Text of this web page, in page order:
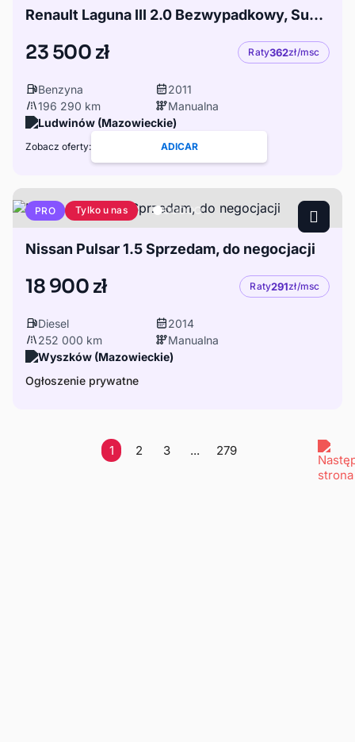
Renault Laguna III 2.0 Bezwypadkowy, Super Stan, 2.0B, Navi, Półskóra
23 500 zł Raty362zł/msc
Benzyna
2011
196 290 km
Manualna
Ludwinów (Mazowieckie)
Zobacz oferty: ADICAR
PRO Tylko u nas
Nissan Pulsar 1.5 Sprzedam, do negocjacji
18 900 zł Raty291zł/msc
Diesel
2014
252 000 km
Manualna
Wyszków (Mazowieckie)
Ogłoszenie prywatne
1 2 3 ... 279